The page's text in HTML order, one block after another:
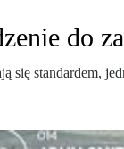
do
się standardem,